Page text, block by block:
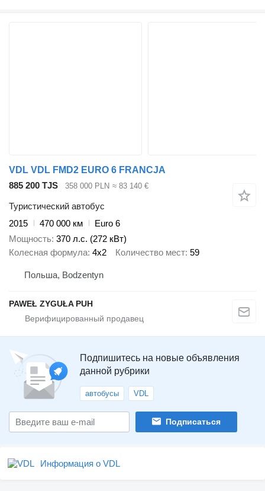
VDL VDL FMD2 EURO 6 FRANCJA
885 200 TJS
358 000 PLN ≈ 83 140 €
Туристический автобус
2015
470 000 км
Euro 6
Мощность 370 л.с. (272 кВт)
Колесная формула 4x2 Количество мест 59
Польша, Bodzentyn
PAWEŁ ZYGUŁA PUH
Подпишитесь на новые объявления
данной рубрики
автобусы VDL
Подписаться
Информация о VDL